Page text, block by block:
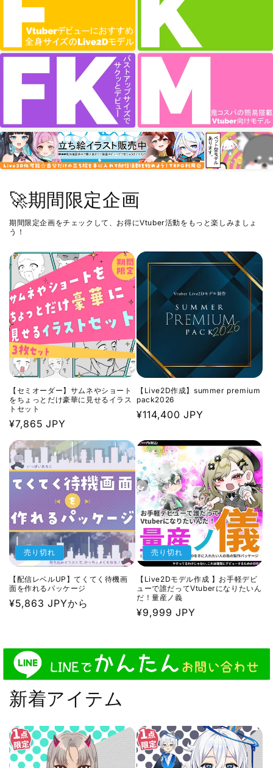
🚀期間限定企画
期間限定企画をチェックして、お得にVtuber活動をもっと楽しみましょ
う！
【セミオーダー】サムネやショート
をちょっとだけ豪華に見せるイラス
トセット
通
常
価
格
¥7,865 JPY
【Live2D作成】summer premium
pack2026
通
価
格
¥114,400 JPY
売り切れ
【配信レベルUP】てくてく待機画
面を作れるパッケージ
通
格
¥5,863 JPYから
売り切れ
【Live2Dモデル作成 】お手軽デビ
ューで誰だってVtuberになりたいん
だ！量産ノ義
通
格
¥9,999 JPY
新着アイテム